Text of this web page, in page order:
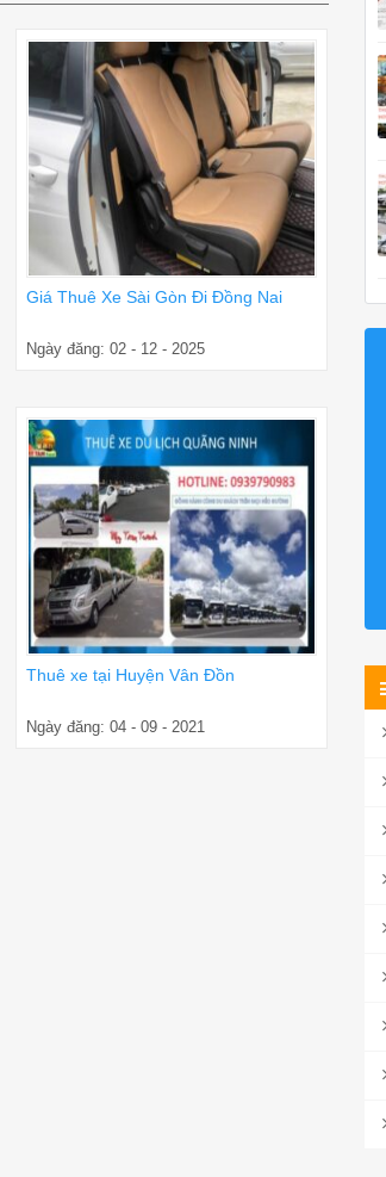
Giá Thuê Xe Sài Gòn Đi Đồng Nai
Ngày đăng: 02 - 12 - 2025
Thuê xe tại Huyện Vân Đồn
Ngày đăng: 04 - 09 - 2021